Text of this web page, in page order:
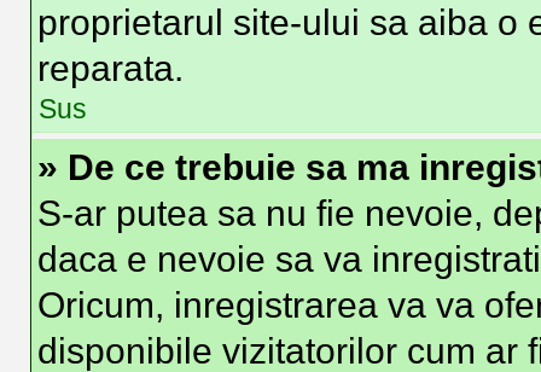
proprietarul site-ului sa aiba o
reparata.
Sus
» De ce trebuie sa ma
S-ar putea sa nu fie nevoie,
daca e nevoie sa va
Oricum, inregistrarea va va
disponibile vizitatorilor cum ar